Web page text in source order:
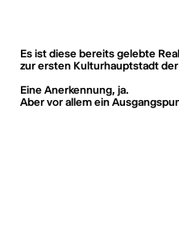
Es ist diese bereits gelebte
zur ersten Kulturhauptstadt
Eine Anerkennung, ja.
Aber vor allem ein